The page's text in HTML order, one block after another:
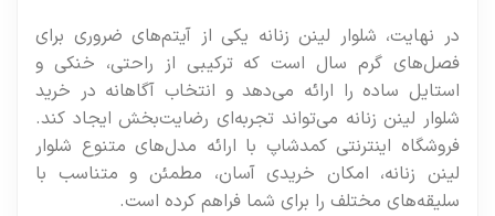
در نهایت، شلوار لینن زنانه یکی از آیتم‌های ضروری برای
فصل‌های گرم سال است که ترکیبی از راحتی، خنکی و
استایل ساده را ارائه می‌دهد و انتخاب آگاهانه در خرید
شلوار لینن زنانه می‌تواند تجربه‌ای رضایت‌بخش ایجاد کند.
فروشگاه اینترنتی کمدشاپ با ارائه مدل‌های متنوع شلوار
لینن زنانه، امکان خریدی آسان، مطمئن و متناسب با
سلیقه‌های مختلف را برای شما فراهم کرده است.